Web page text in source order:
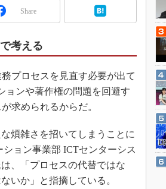
ワールド
WORLD
ット展
リンタ
タルツインとCAE
OP
ダストリー4.0
業ビッグデータ
ドインジャパン
工場
Share
考える
プロセスを見直す必要が出て
ョンや著作権の問題を回避す
求められるからだ。
煩雑さを招いてしまうことに
ョン事業部 ICTセンターシス
、「プロセスの代替ではな
いか」と指摘している。